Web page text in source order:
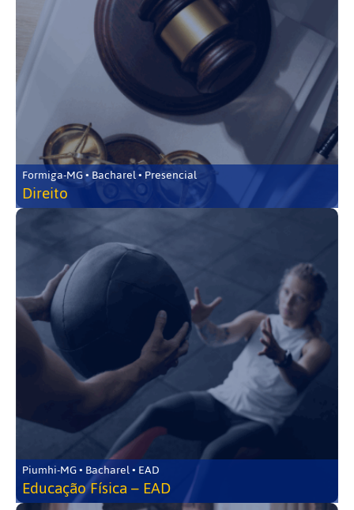
Formiga-MG • Bacharel • Presencial
Direito
Piumhi-MG • Bacharel • EAD
Educação Física – EAD